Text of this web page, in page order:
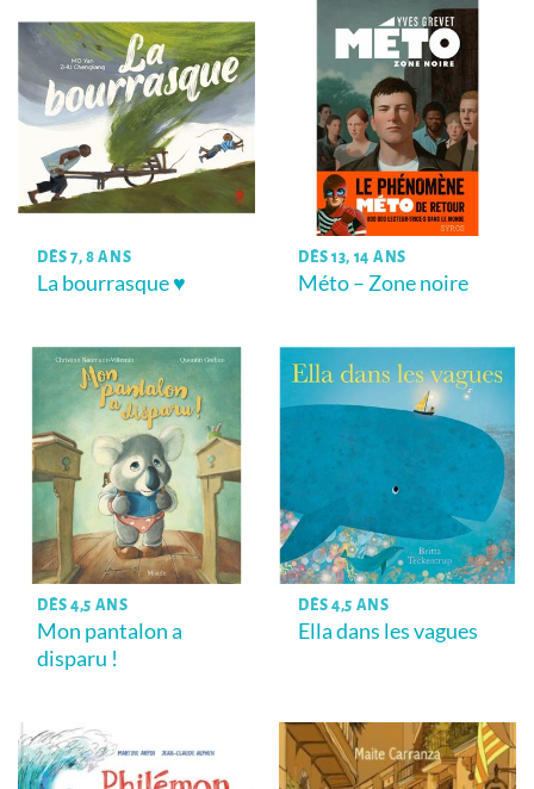
DÈS 7, 8 ANS
La bourrasque ♥
DÈS 13, 14 ANS
Méto – Zone noire
DÈS 4,5 ANS
Mon pantalon a
disparu !
DÈS 4,5 ANS
Ella dans les vagues